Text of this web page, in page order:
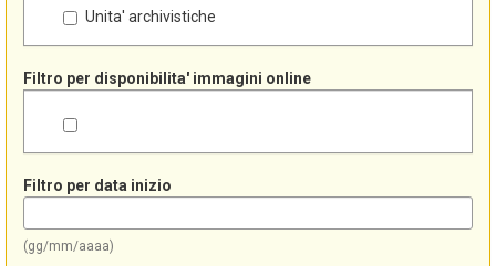
Unita' archivistiche
Filtro per disponibilita' immagini online
Filtro per data inizio
(gg/mm/aaaa)